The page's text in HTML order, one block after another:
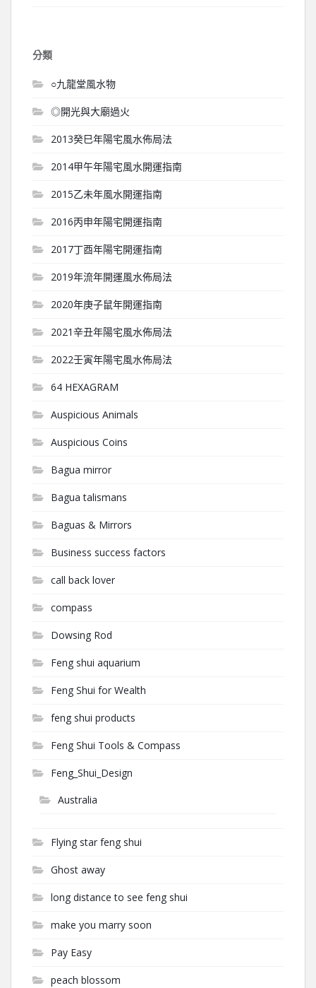
分類
○九龍堂風水物
◎開光與大廟過火
2013癸巳年陽宅風水佈局法
2014甲午年陽宅風水開運指南
2015乙未年風水開運指南
2016丙申年陽宅開運指南
2017丁酉年陽宅開運指南
2019年流年開運風水佈局法
2020年庚子鼠年開運指南
2021辛丑年陽宅風水佈局法
2022壬寅年陽宅風水佈局法
64 HEXAGRAM
Auspicious Animals
Auspicious Coins
Bagua mirror
Bagua talismans
Baguas & Mirrors
Business success factors
call back lover
compass
Dowsing Rod
Feng shui aquarium
Feng Shui for Wealth
feng shui products
Feng Shui Tools & Compass
Feng_Shui_Design
Australia
Flying star feng shui
Ghost away
long distance to see feng shui
make you marry soon
Pay Easy
peach blossom